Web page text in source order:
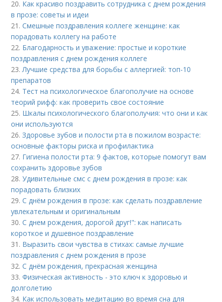
20. Как красиво поздравить сотрудника с днем рождения
в прозе: советы и идеи
21.Смешные поздравления коллеге женщине: как
порадовать коллегу на работе
22. Благодарность и уважение: простые и короткие
поздравления с днем рождения коллеге
23.Лучшие средства для борьбы с аллергией: топ-10
препаратов
24. Тест на психологическое благополучие на основе
теорий рифф: как проверить свое состояние
25. Шкалы психологического благополучия: что они и как
они используются
26.Здоровье зубов и полости рта в пожилом возрасте:
основные факторы риска и профилактика
27. Гигиена полости рта: 9 фактов, которые помогут вам
сохранить здоровье зубов
28.Удивительные смс с днем рождения в прозе: как
порадовать близких
29.С днём рождения в прозе: как сделать поздравление
увлекательным и оригинальным
30.С днем рождения, дорогой друг!": как написать
короткое и душевное поздравление
31. Выразить свои чувства в стихах: самые лучшие
поздравления с днем рождения в прозе
32.С днём рождения, прекрасная женщина
33.Физическая активность - это ключ к здоровью и
долголетию
34. Как использовать медитацию во время сна для